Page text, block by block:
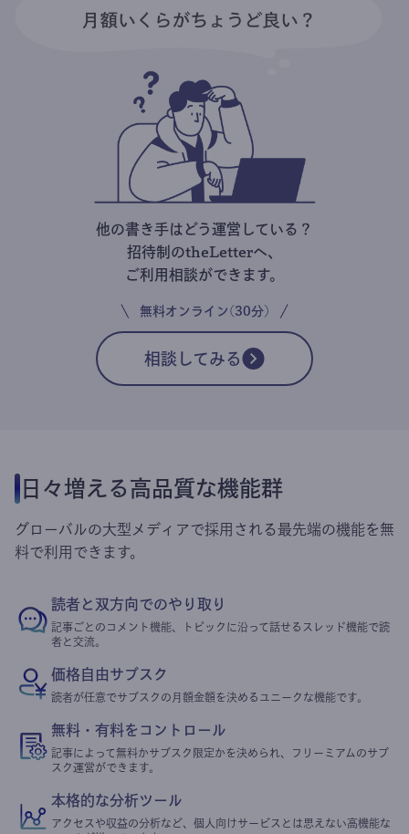
他の書き手はどう運営している？
招待制のtheLetterへ、
ご利用相談ができます。
無料オンライン(30分)
相談してみる
日々増える高品質な機能群
グローバルの大型メディアで採用される最先端の機能を無
料で利用できます。
読者と双方向でのやり取り
記事ごとのコメント機能、トピックに沿って話せるスレッド機能で読
者と交流。
価格自由サブスク
読者が任意でサブスクの月額金額を決めるユニークな機能です。
無料・有料をコントロール
記事によって無料かサブスク限定かを決められ、フリーミアムのサブ
スク運営ができます。
本格的な分析ツール
アクセスや収益の分析など、個人向けサービスとは思えない高機能な